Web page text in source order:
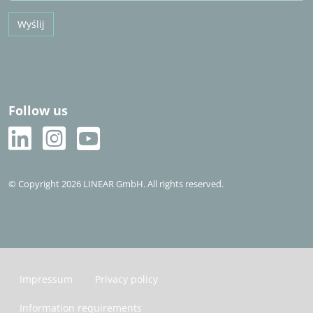
Wyślij
Follow us
© Copyright 2026 LINEAR GmbH. All rights reserved.
Impressum Privacy policy
Information requirements